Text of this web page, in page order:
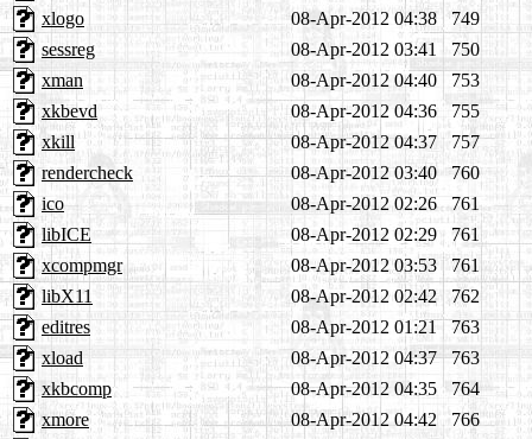
xlogo
08-Apr-2012 04:38
749
sessreg
08-Apr-2012 03:41
750
xman
08-Apr-2012 04:40
753
xkbevd
08-Apr-2012 04:36
755
xkill
08-Apr-2012 04:37
757
rendercheck
08-Apr-2012 03:40
760
ico
08-Apr-2012 02:26
761
libICE
08-Apr-2012 02:29
761
xcompmgr
08-Apr-2012 03:53
761
libX11
08-Apr-2012 02:42
762
editres
08-Apr-2012 01:21
763
xload
08-Apr-2012 04:37
763
xkbcomp
08-Apr-2012 04:35
764
xmore
08-Apr-2012 04:42
766